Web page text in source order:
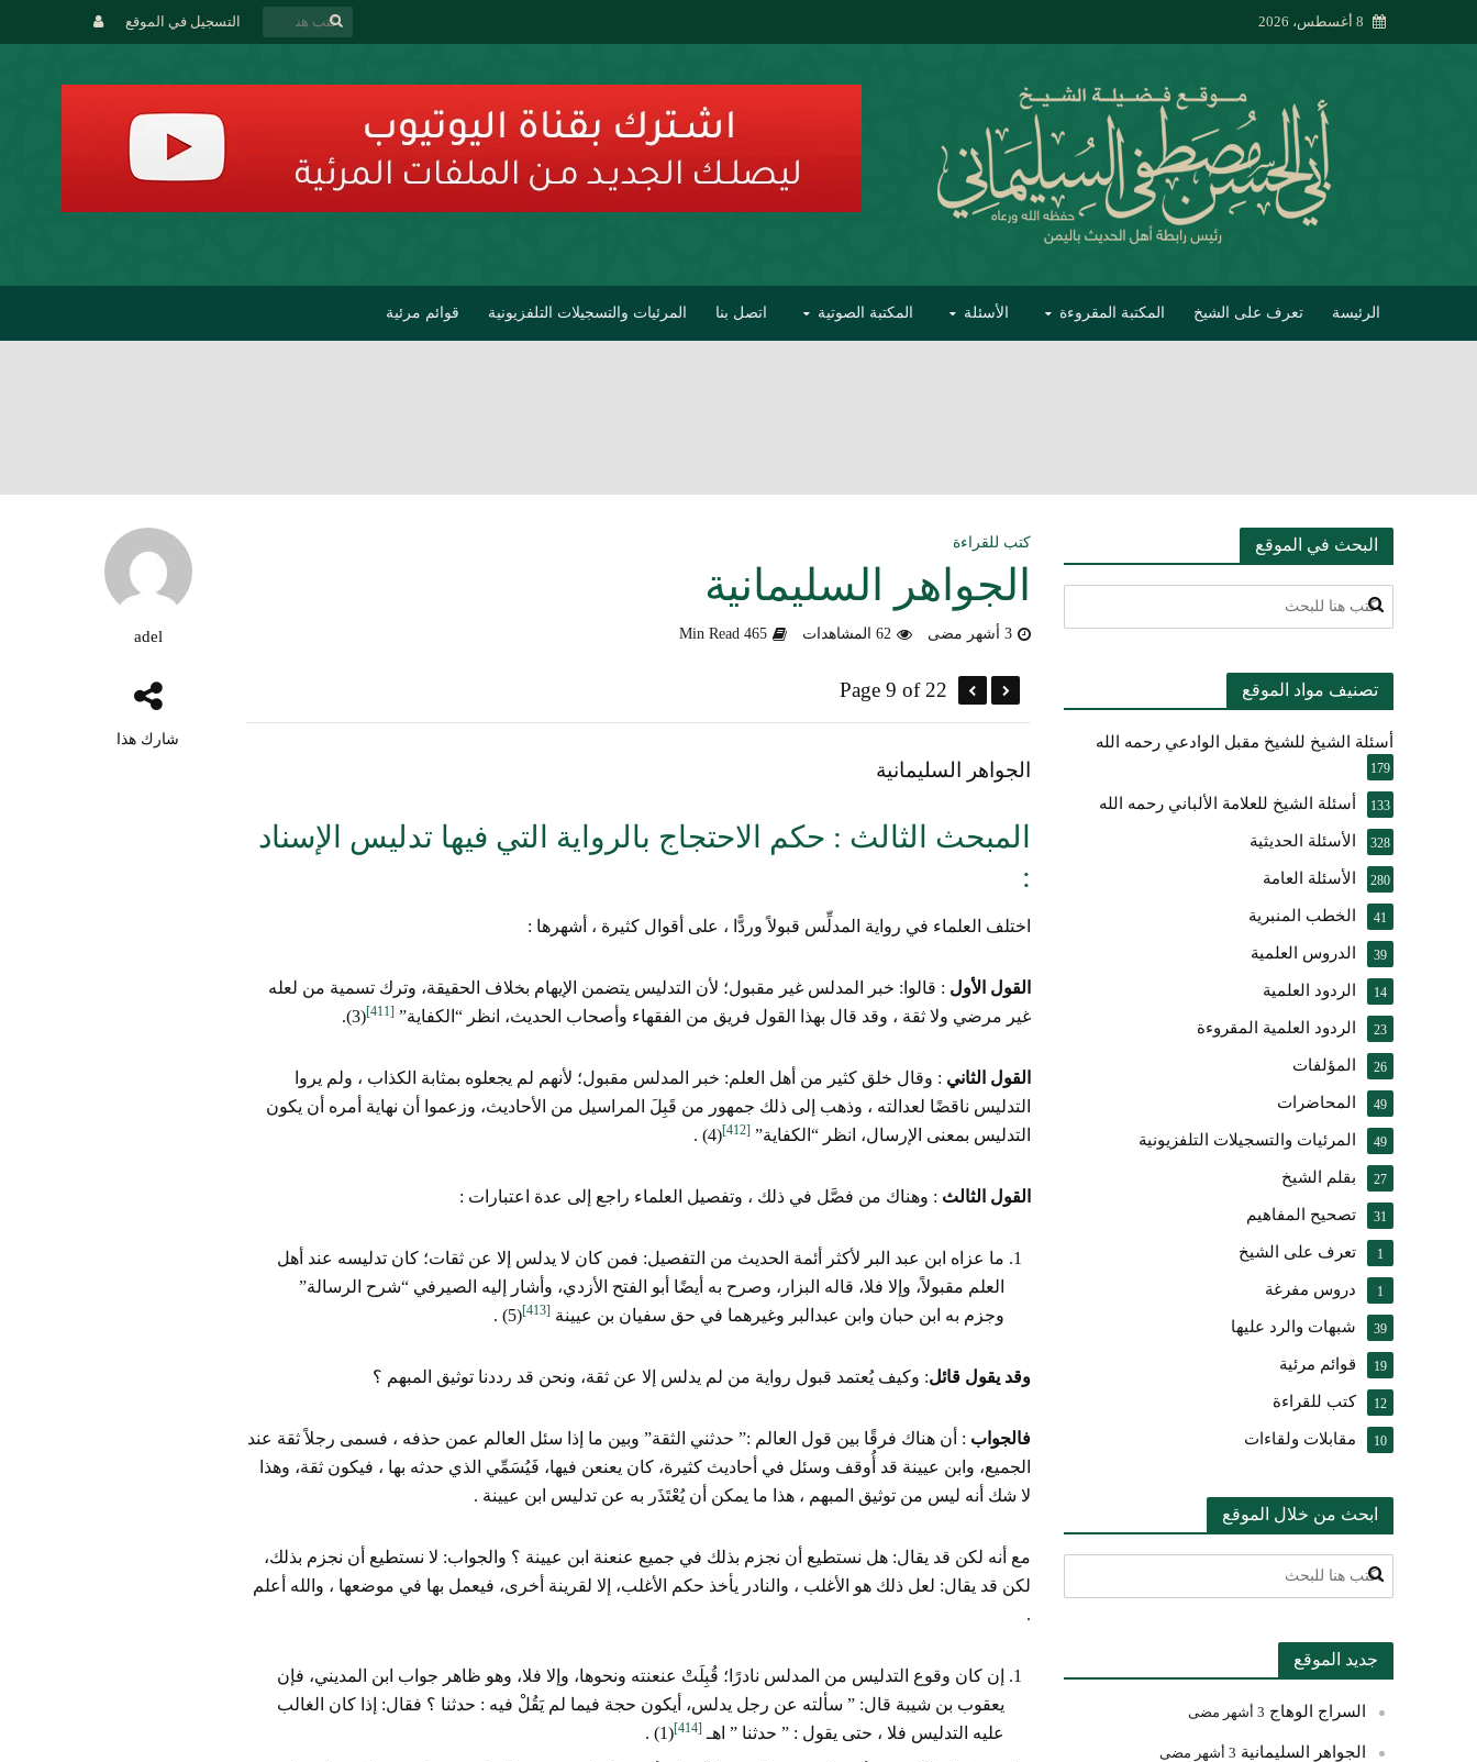
التسجيل في الموقع 8 أغسطس، 2026
الرئيسة تعرف على الشيخ المكتبة المقروءة الأسئلة المكتبة الصوتية اتصل بنا المرئيات والتسجيلات التلفزيونية قوائم مرئية
التعليق على ميثاق العمل الدعوي بين علماء ودعاة اليمن (صوت)
أسئلة عبدالله السليماني الحديثية للشيخ المحدث أبي الحسن السليماني
بيان بشأن حادث نيوزلندا الإرهابي
حقيقة موقف الشيخ الألباني رحمه الله من أخطاء الجماعات الإسلامية
النصيحة والتبيان لأهل السودان
adel
شارك هذا
كتب للقراءة
الجواهر السليمانية
3 أشهر مضى 62 المشاهدات 465 Min Read
Page 9 of 22
الجواهر السليمانية
المبحث الثالث : حكم الاحتجاج بالرواية التي فيها تدليس الإسناد
:
اختلف العلماء في رواية المدلِّس قبولاً وردًّا ، على أقوال كثيرة ، أشهرها :
القول الأول : قالوا: خبر المدلس غير مقبول؛ لأن التدليس يتضمن الإيهام بخلاف الحقيقة، وترك تسمية من لعله
غير مرضي ولا ثقة ، وقد قال بهذا القول فريق من الفقهاء وأصحاب الحديث، انظر “الكفاية” [411]
(3).
القول الثاني : وقال خلق كثير من أهل العلم: خبر المدلس مقبول؛ لأنهم لم يجعلوه بمثابة الكذاب ، ولم يروا
التدليس ناقضًا لعدالته ، وذهب إلى ذلك جمهور من قَبِلَ المراسيل من الأحاديث، وزعموا أن نهاية أمره أن يكون
التدليس بمعنى الإرسال، انظر “الكفاية” [412]
(4) .
القول الثالث : وهناك من فصَّل في ذلك ، وتفصيل العلماء راجع إلى عدة اعتبارات :
ما عزاه ابن عبد البر لأكثر أئمة الحديث من التفصيل: فمن كان لا يدلس إلا عن ثقات؛ كان تدليسه عند أهل
العلم مقبولاً، وإلا فلا، قاله البزار، وصرح به أيضًا أبو الفتح الأزدي، وأشار إليه الصيرفي “شرح الرسالة”
وجزم به ابن حبان وابن عبدالبر وغيرهما في حق سفيان بن عيينة [413]
(5) .
وقد يقول قائل: وكيف يُعتمد قبول رواية من لم يدلس إلا عن ثقة، ونحن قد رددنا توثيق المبهم ؟
فالجواب : أن هناك فرقًا بين قول العالم :” حدثني الثقة” وبين ما إذا سئل العالم عمن حذفه ، فسمى رجلاً ثقة عند
الجميع، وابن عيينة قد أُوقف وسئل في أحاديث كثيرة، كان يعنعن فيها، فَيُسَمِّي الذي حدثه بها ، فيكون ثقة، وهذا
لا شك أنه ليس من توثيق المبهم ، هذا ما يمكن أن يُعْتَذَر به عن تدليس ابن عيينة .
مع أنه لكن قد يقال: هل نستطيع أن نجزم بذلك في جميع عنعنة ابن عيينة ؟ والجواب: لا نستطيع أن نجزم بذلك،
لكن قد يقال: لعل ذلك هو الأغلب ، والنادر يأخذ حكم الأغلب، إلا لقرينة أخرى، فيعمل بها في موضعها ، والله أعلم
.
إن كان وقوع التدليس من المدلس نادرًا؛ قُبِلَتْ عنعنته ونحوها، وإلا فلا، وهو ظاهر جواب ابن المديني، فإن
يعقوب بن شيبة قال: ” سألته عن رجل يدلس، أيكون حجة فيما لم يَقُلْ فيه : حدثنا ؟ فقال: إذا كان الغالب
عليه التدليس فلا ، حتى يقول : ” حدثنا ” اهـ [414]
(1) .
البحث في الموقع
تصنيف مواد الموقع
أسئلة الشيخ للشيخ مقبل الوادعي رحمه الله
179
أسئلة الشيخ للعلامة الألباني رحمه الله 133
الأسئلة الحديثية 328
الأسئلة العامة 280
الخطب المنبرية 41
الدروس العلمية 39
الردود العلمية 14
الردود العلمية المقروءة 23
المؤلفات 26
المحاضرات 49
المرئيات والتسجيلات التلفزيونية 49
بقلم الشيخ 27
تصحيح المفاهيم 31
تعرف على الشيخ 1
دروس مفرغة 1
شبهات والرد عليها 39
قوائم مرئية 19
كتب للقراءة 12
مقابلات ولقاءات 10
ابحث من خلال الموقع
جديد الموقع
السراج الوهاج 3 أشهر مضى
الجواهر السليمانية 3 أشهر مضى